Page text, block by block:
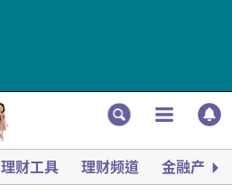
理财工具 理财频道 金融产品